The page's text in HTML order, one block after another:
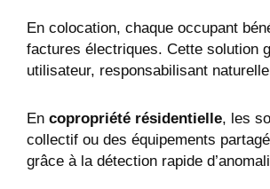
En colocation, chaque occupant
factures électriques. Cette solution
utilisateur, responsabilisant
En copropriété résidentielle, les
collectif ou des équipements
grâce à la détection rapide